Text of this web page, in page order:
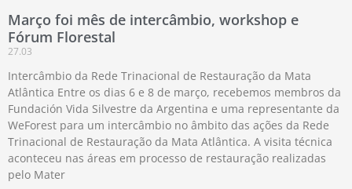
Março foi mês de intercâmbio, workshop e
Fórum Florestal
27.03
Intercâmbio da Rede Trinacional de Restauração da Mata
Atlântica Entre os dias 6 e 8 de março, recebemos membros da
Fundación Vida Silvestre da Argentina e uma representante da
WeForest para um intercâmbio no âmbito das ações da Rede
Trinacional de Restauração da Mata Atlântica. A visita técnica
aconteceu nas áreas em processo de restauração realizadas
pelo Mater